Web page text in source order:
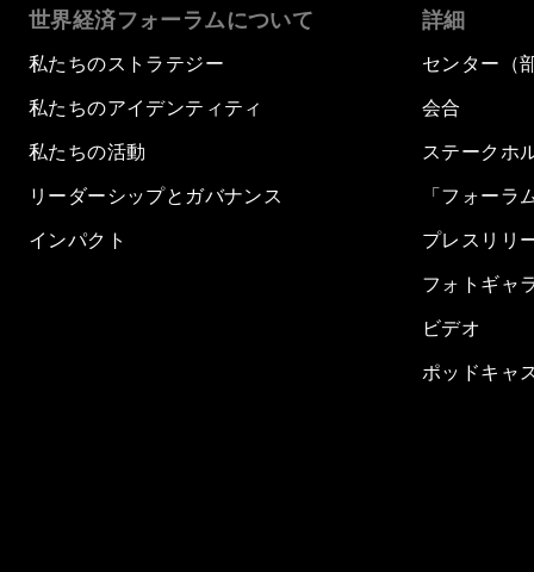
世界経済フォーラムについて
私たちのストラテジー
私たちのアイデンティティ
私たちの活動
リーダーシップとガバナンス
インパクト
詳細
センター（
会合
ステークホ
「フォーラ
プレスリリ
フォトギャ
ビデオ
ポッドキャ